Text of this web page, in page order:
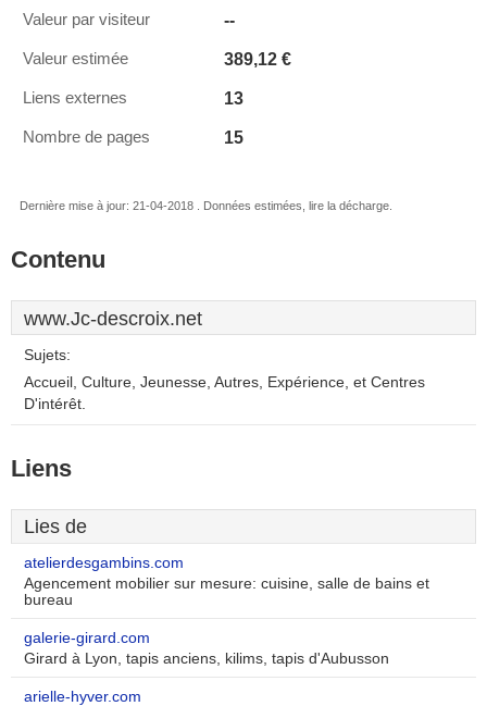
Valeur par visiteur --
Valeur estimée 389,12 €
Liens externes 13
Nombre de pages 15
Dernière mise à jour: 21-04-2018 . Données estimées, lire la décharge.
Contenu
www.Jc-descroix.net
Sujets:
Accueil, Culture, Jeunesse, Autres, Expérience, et Centres
D'intérêt.
Liens
Lies de
atelierdesgambins.com
Agencement mobilier sur mesure: cuisine, salle de bains et
bureau
galerie-girard.com
Girard à Lyon, tapis anciens, kilims, tapis d'Aubusson
arielle-hyver.com